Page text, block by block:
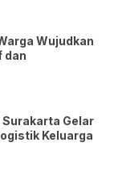
Wujudkan
dan
Surakarta Gelar
Keluarga